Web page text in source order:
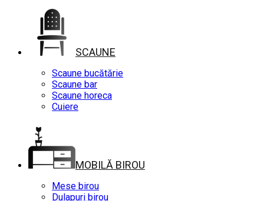
SCAUNE
Scaune bucătărie
Scaune bar
Scaune horeca
Cuiere
MOBILĂ BIROU
Mese birou
Dulapuri birou